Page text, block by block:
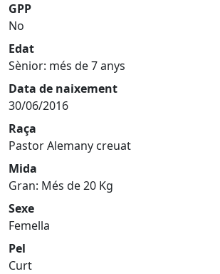
GPP
No
Edat
Sènior: més de 7 anys
Data de naixement
30/06/2016
Raça
Pastor Alemany creuat
Mida
Gran: Més de 20 Kg
Sexe
Femella
Pel
Curt